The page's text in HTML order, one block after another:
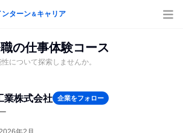
ンターン＆キャリア
職の仕事体験コース
について探索しませんか。
業株式会社 企業をフォロー